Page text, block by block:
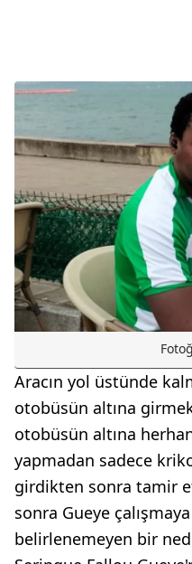
Aracın yol üstünde
otobüsün altına
otobüsün altına
yapmadan sadece
girdikten sonra tamir
sonra Gueye
belirlenemeyen bir